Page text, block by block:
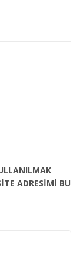
ADRESIMI BU